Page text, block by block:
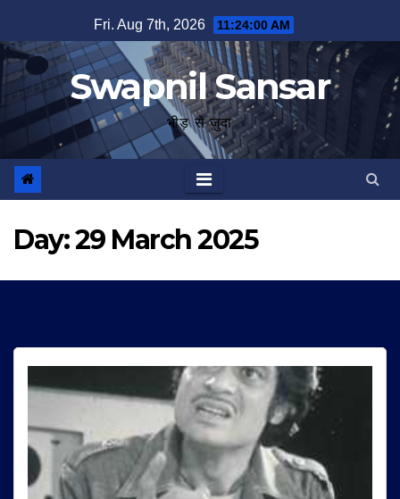
to
content
Fri. Aug 7th, 2026 11:24:01 AM
Swapnil Sansar
भीड़ से जुदा
Day:29 March 2025